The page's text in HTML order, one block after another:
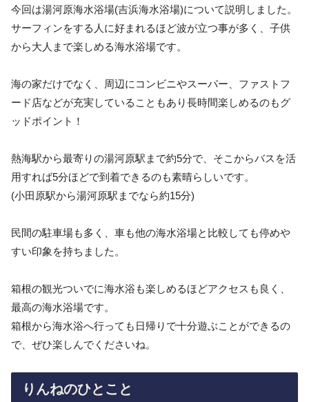
今回は湯河原海水浴場(吉浜海水浴場)について説明しました。
サーフィンをする人に好まれるほど波が立つ事が多く、子供
から大人まで楽しめる海水浴場です。
海の家だけでなく、周辺にコンビニやスーパー、ファストフ
ード店などが充実していることもあり長時間楽しめるのもグ
ッドポイント！
熱海駅から最寄りの湯河原駅まで約5分で、そこからバスを活
用すれば5分ほどで到着できるのも素晴らしいです。
(小田原駅から湯河原駅までなら約15分)
民間の駐車場も多く、車も他の海水浴場と比較しても停めや
すい印象を持ちました。
箱根の観光ついでに海水浴も楽しめるほどアクセスも良く、
最高の海水浴場です。
箱根から海水浴へ行っても日帰りで十分遊ぶことができるの
で、ぜひ楽しんでくださいね。
りんねのひとこと